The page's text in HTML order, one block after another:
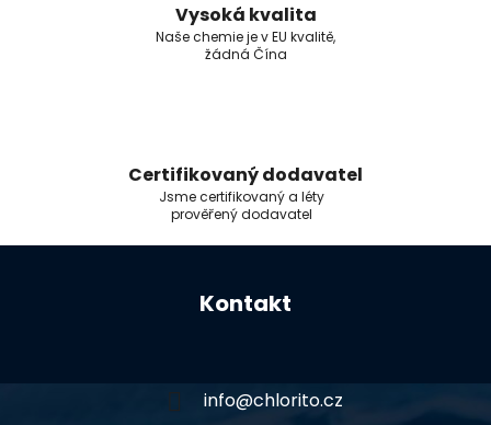
Vysoká kvalita
Naše chemie je v EU kvalitě,
žádná Čína
Certifikovaný dodavatel
Jsme certifikovaný a léty
prověřený dodavatel
Z
Kontakt
info@chlorito.cz